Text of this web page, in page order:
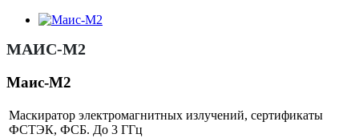
МАИС-М2
Маис-М2
Маскиратор электромагнитных излучений, сертификаты
ФСТЭК, ФСБ. До 3 ГГц